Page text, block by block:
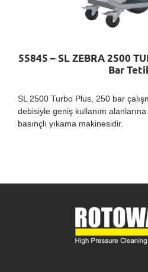
55845 – SL ZEBRA 2500
Bar
SL 2500 Turbo Plus, 250 bar
debisiyle geniş kullanım
basınçlı yıkama makinesidir.